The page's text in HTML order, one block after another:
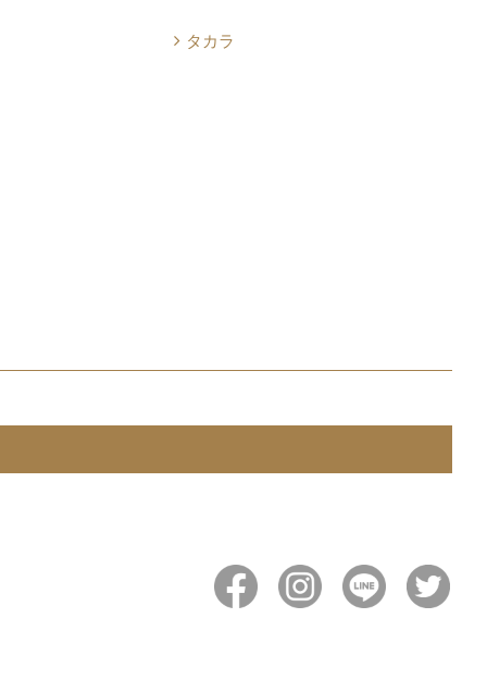
タカラ